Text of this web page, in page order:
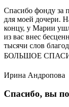
Спасибо фонду за
для моей дочери.
концу, у Марии
из вас внес
тысячи слов
БОЛЬШОЕ
Ирина Андропова
Спасибо, вы